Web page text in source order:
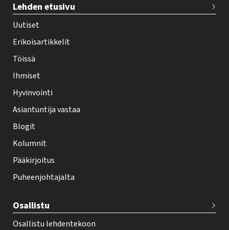
e
h
y
-
e
h
t
i
f
o
t
r
Lehden etusivu
Uutiset
Erikoisartikkelit
Töissä
Ihmiset
Hyvinvointi
Asiantuntija vastaa
Blogit
Kolumnit
Pääkirjoitus
Puheenjohtajalta
Osallistu
Osallistu lehdentekoon